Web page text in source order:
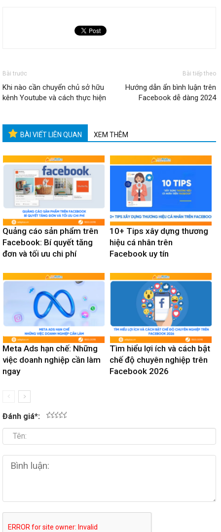
Bài trước
Khi nào cần chuyển chủ sở hữu
kênh Youtube và cách thực hiện
Bài tiếp theo
Hướng dẫn ẩn bình luận trên
Facebook dễ dàng 2024
BÀI VIẾT LIÊN QUAN XEM THÊM
Quảng cáo sản phẩm trên
Facebook: Bí quyết tăng
đơn và tối ưu chi phí
10+ Tips xây dựng thương
hiệu cá nhân trên
Facebook uy tín
Meta Ads hạn chế: Những
việc doanh nghiệp cần làm
ngay
Tìm hiểu lợi ích và cách bật
chế độ chuyên nghiệp trên
Facebook 2026
Đánh giá*: